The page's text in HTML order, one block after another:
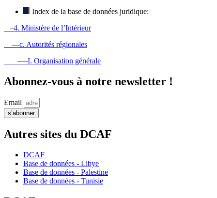
Index de la base de données juridique:
–4. Ministère de l’Intérieur
—c. Autorités régionales
—-I. Organisation générale
Abonnez-vous à notre newsletter !
Email
s’abonner
Autres sites du DCAF
DCAF
Base de données - Libye
Base de données - Palestine
Base de données - Tunisie